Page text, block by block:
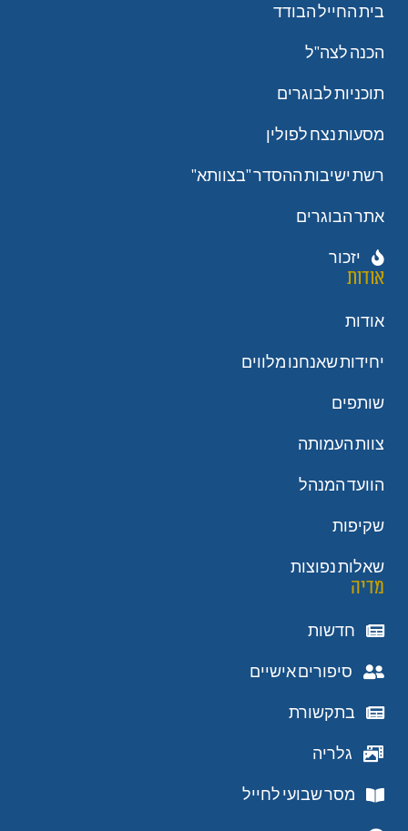
בית החייל הבודד
הכנה לצה"ל
תוכניות לבוגרים
מסעות נצח לפולין
רשת ישיבות ההסדר "בצוותא"
אתר הבוגרים
יזכור
אודות
אודות
יחידות שאנחנו מלווים
שותפים
צוות העמותה
הוועד המנהל
שקיפות
שאלות נפוצות
מדיה
חדשות
סיפורים אישיים
בתקשורת
גלריה
מסר שבועי לחייל